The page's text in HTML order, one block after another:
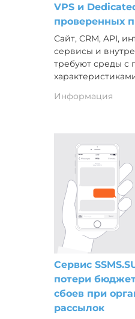
VPS и
проверенных
Сайт, CRM, API,
сервисы и
требуют среды с
Информация
Сервис
потери
сбоев при
рассылок